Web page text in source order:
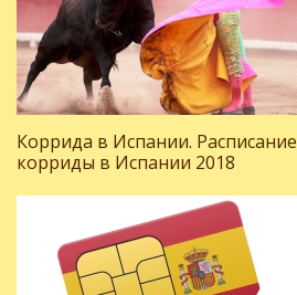
Коррида в Испании. Расписание
корриды в Испании 2018